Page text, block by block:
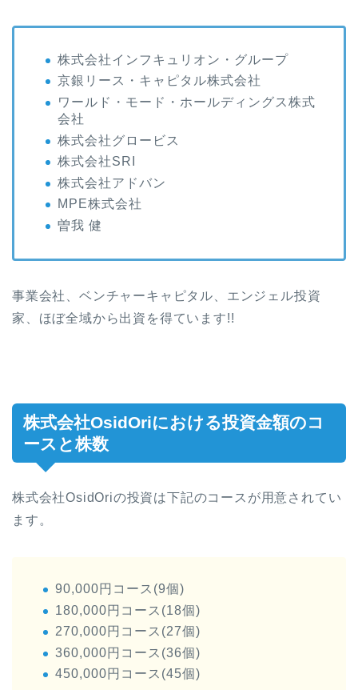
株式会社インフキュリオン・グループ
京銀リース・キャピタル株式会社
ワールド・モード・ホールディングス株式
会社
株式会社グロービス
株式会社SRI
株式会社アドバン
MPE株式会社
曽我 健
事業会社、ベンチャーキャピタル、エンジェル投資
家、ほぼ全域から出資を得ています!!
株式会社OsidOriにおける投資金額のコ
ースと株数
株式会社OsidOriの投資は下記のコースが用意されてい
ます。
90,000円コース(9個)
180,000円コース(18個)
270,000円コース(27個)
360,000円コース(36個)
450,000円コース(45個)